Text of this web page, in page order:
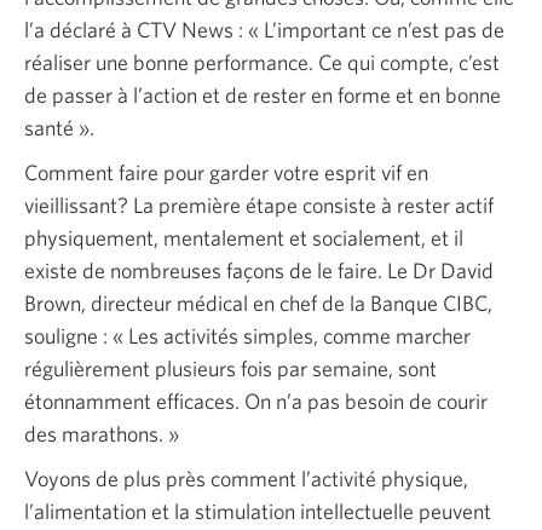
l’a déclaré à CTV News : « L’important ce n’est pas de
réaliser une bonne performance. Ce qui compte, c’est
de passer à l’action et de rester en forme et en bonne
santé ».
Comment faire pour garder votre esprit vif en
vieillissant? La première étape consiste à rester actif
physiquement, mentalement et socialement, et il
existe de nombreuses façons de le faire. Le Dr David
Brown, directeur médical en chef de la Banque CIBC,
souligne : « Les activités simples, comme marcher
régulièrement plusieurs fois par semaine, sont
étonnamment efficaces. On n’a pas besoin de courir
des marathons. »
Voyons de plus près comment l’activité physique,
l’alimentation et la stimulation intellectuelle peuvent